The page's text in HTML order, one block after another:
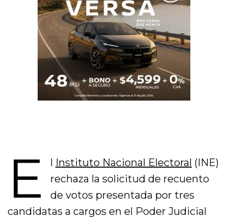
E l Instituto Nacional Electoral (INE)
rechaza la solicitud de recuento
de votos presentada por tres
candidatas a cargos en el Poder Judicial